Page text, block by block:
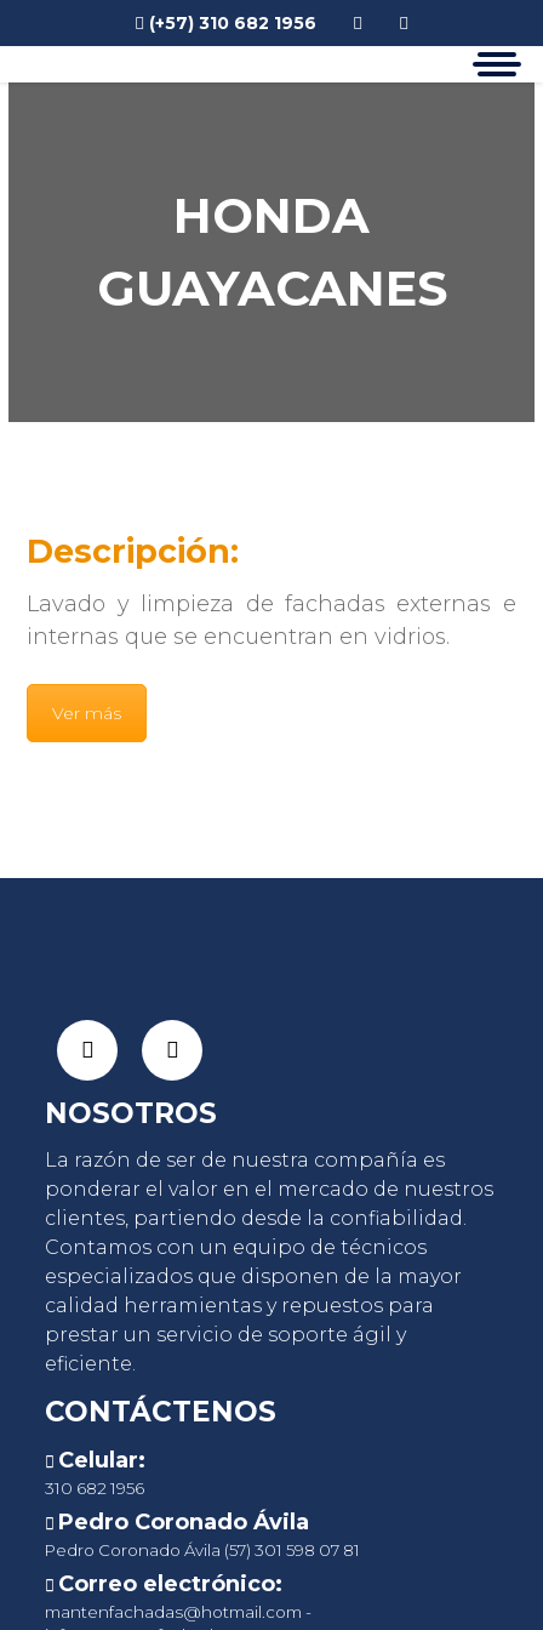
(+57) 310 682 1956
¡Escríbenos ahora!
HONDA
GUAYACANES
Descripción:
Lavado y limpieza de fachadas externas e
internas que se encuentran en vidrios.
Ver más
NOSOTROS
La razón de ser de nuestra compañía es
ponderar el valor en el mercado de nuestros
clientes, partiendo desde la confiabilidad.
Contamos con un equipo de técnicos
especializados que disponen de la mayor
calidad herramientas y repuestos para
prestar un servicio de soporte ágil y
eficiente.
CONTÁCTENOS
Celular:
310 682 1956
Pedro Coronado Ávila
Pedro Coronado Ávila (57) 301 598 07 81
Correo electrónico:
mantenfachadas@hotmail.com -